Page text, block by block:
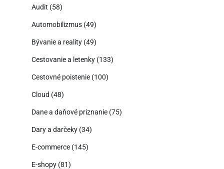
Audit (58)
Automobilizmus (49)
Bývanie a reality (49)
Cestovanie a letenky (133)
Cestovné poistenie (100)
Cloud (48)
Dane a daňové priznanie (75)
Dary a darčeky (34)
E-commerce (145)
E-shopy (81)